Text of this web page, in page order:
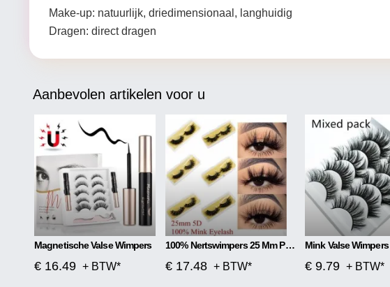
Make-up: natuurlijk, driedimensionaal, langhuidig
Dragen: direct dragen
Aanbevolen artikelen voor u
Magnetische Valse Wimpers
€ 16.49 + BTW*
100% Nertswimpers 25 Mm Piekerige Pluizige Nepwimpers
€ 17.48 + BTW* € 9.79 + BTW*